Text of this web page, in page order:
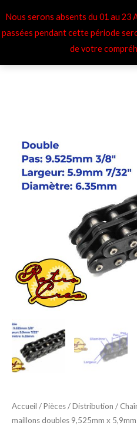
Nous serons absents du 01 au 23
passées pendant cette période
de votre
au
contenu
Accueil /Pièces/Distribution /
maillons doubles 9,525mm x
Chaîne
9,525mm
5,9mm
6,35mm